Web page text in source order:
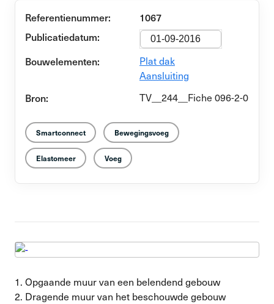
Referentienummer:
1067
Publicatiedatum:
01-09-2016
Bouwelementen:
Plat dak
Aansluiting
Bron: TV__244__Fiche 096-2-0
Smartconnect Bewegingsvoeg
Elastomeer Voeg
1. Opgaande muur van een belendend gebouw
2. Dragende muur van het beschouwde gebouw